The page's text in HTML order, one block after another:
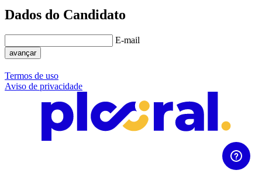
Dados do Candidato
E-mail
avançar
Termos de uso
Aviso de privacidade